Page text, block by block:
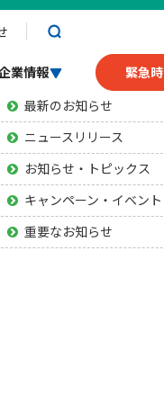
業情報 緊急時
お知らせ
最新のお知らせ
ニュースリリース
お知らせ・トピックス
キャンペーン・イベント
重要なお知らせ